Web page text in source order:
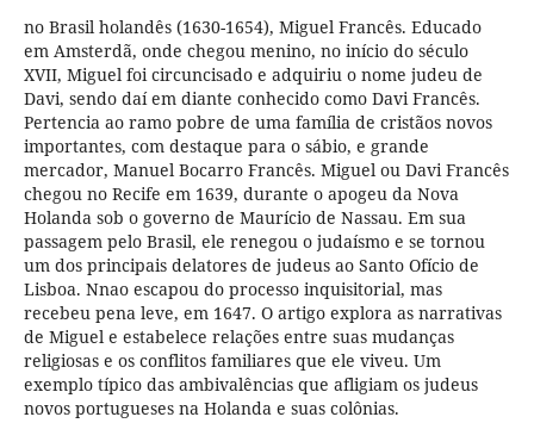
no Brasil holandês (1630-1654), Miguel Francês. Educado
em Amsterdã, onde chegou menino, no início do século
XVII, Miguel foi circuncisado e adquiriu o nome judeu de
Davi, sendo daí em diante conhecido como Davi Francês.
Pertencia ao ramo pobre de uma família de cristãos novos
importantes, com destaque para o sábio, e grande
mercador, Manuel Bocarro Francês. Miguel ou Davi Francês
chegou no Recife em 1639, durante o apogeu da Nova
Holanda sob o governo de Maurício de Nassau. Em sua
passagem pelo Brasil, ele renegou o judaísmo e se tornou
um dos principais delatores de judeus ao Santo Ofício de
Lisboa. Nnao escapou do processo inquisitorial, mas
recebeu pena leve, em 1647. O artigo explora as narrativas
de Miguel e estabelece relações entre suas mudanças
religiosas e os conflitos familiares que ele viveu. Um
exemplo típico das ambivalências que afligiam os judeus
novos portugueses na Holanda e suas colônias.